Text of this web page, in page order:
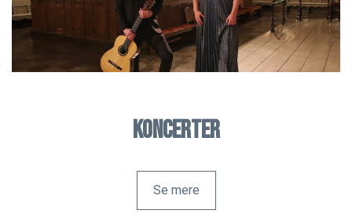
Koncerter
Se mere